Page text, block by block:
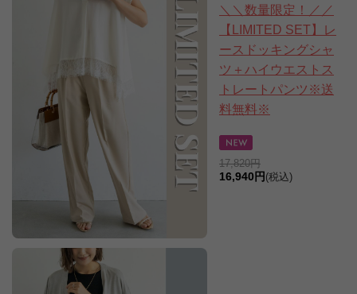
＼＼数量限定！／／
【LIMITED SET】レ
ースドッキングシャ
ツ＋ハイウエストス
トレートパンツ※送
料無料※
17,820円
16,940円 (税込)